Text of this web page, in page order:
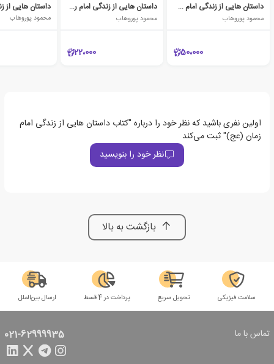
داستان هایی از زندگی امام سجاد (ع)
محمود پوروهاب
50،000
داستان هایی از زندگی امام رضا (ع)
محمود پوروهاب
22،000
محمود پوروهاب
اولین نفری باشید که نظر خود را درباره "کتاب داستان هایی از زندگی امام
زمان (عج)" ثبت می‌کند
نظر خود را بنویسید
بازگشت به بالا
سلامت فیزیکی تحویل سریع پرداخت در 4 قسط ارسال بین‌الملل
تماس با ما 021-62999935